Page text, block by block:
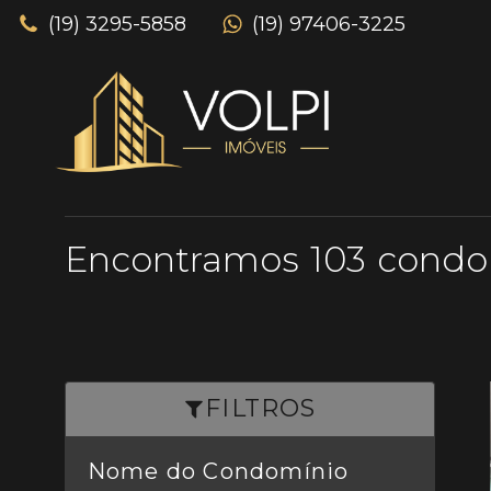
(19) 3295-5858 (19) 97406-3225
103
FILTROS
Nome do Condomínio